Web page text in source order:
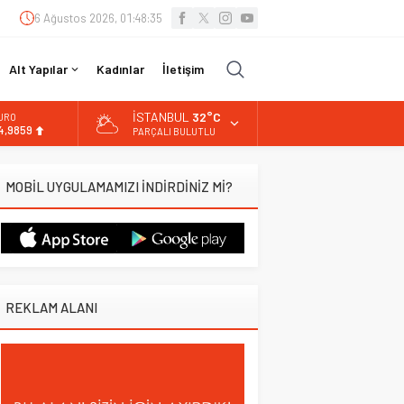
6 Ağustos 2026, 01:48:36
Alt Yapılar Kadınlar İletişim
İSTANBUL 32°C
PARÇALI BULUTLU
MOBİL UYGULAMAMIZI İNDİRDİNİZ Mİ?
REKLAM ALANI